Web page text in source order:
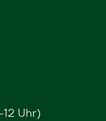
Uhr)